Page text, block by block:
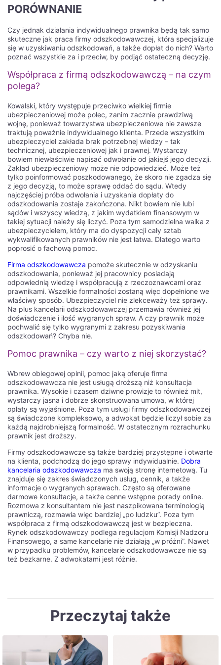
предлагает и как использовать его наиболее эффективно?
Мы расскажем вам об этом и многое другое в этой статье.
использовать функции казино для повышения своих шансов
на выигрыш и как получить максимальную прибыль от
использования мобильного приложения 1win. Готовы ли вы
окунуться в мир возможностей и азарта? Тогда
мобильное приложение 1win для ставок в России!
мобильного приложения 1win для
ставок в России
Мобильное приложение 1win - это удобный инструмент для
тех, кто хочет делать ставки на спорт в России. Чтобы
начать использовать приложение, вам необходимо скачать
его на свой мобильный телефон. После установки
приложения, вам потребуется зарегистрироваться, создав
аккаунт. Заполните все необходимые данные и
подтвердите регистрацию, следуя указаниям на экране.
После успешной регистрации вы сможете войти в свой
аккаунт в приложении 1win. Вам будет доступен широкий
выбор спортивных событий, на которые можно сделать
ставки. Выберите интересующую вас категорию спорта и
найдите матч или событие, на которое хотите поставить.
Если ваша ставка оказывается выигрышной, вы сможете
вывести свой выигрыш на свой банковский счет или
электронный кошелек.
1win предлагает также множество дополнительных
функций, таких как просмотр статистики, прогнозы и
аналитику, которые помогут вам принимать более
обоснованные решения при размещении ставок. Благодаря
удобному интерфейсу и интуитивно понятным функциям,
помощником в мире ставок на спорт в России.
Шаги по установке и регистрации в
мобильном приложении 1win
Для использования мобильного приложения 1win для
ставок в России, вам потребуется следовать нескольким
простым шагам. В первую очередь, откройте официальный
сайт 1win по ссылке
приложениями и выберите подходящую версию для вашего
устройства - iOS или Android. После этого, скачайте и
установите приложение на свой смартфон или планшет.
Затем, откройте приложение и войдите в свою учетную
запись или зарегистрируйтесь, если у вас еще нет
аккаунта.
После успешного входа в приложение, вы сможете
приступить к размещению ставок на спортивные события и
другие виды игр. В приложении 1win вы найдете широкий
выбор спортивных событий, доступных для ставок, а также
различные игры и слоты. Выберите интересующее вас
событие или игру, изучите предлагаемые коэффициенты и
Основные функции и возможности
мобильного приложения 1win для
ставок
PORÓWNANIE
Czy jednak działania indywidualnego prawnika będą tak samo
skuteczne jak praca firmy odszkodowawczej, która specjalizuje
się w uzyskiwaniu odszkodowań, a także dopłat do nich? Warto
poznać wszystkie za i przeciw, by podjąć ostateczną decyzję.
Współpraca z firmą odszkodowawczą – na czym
polega?
Kowalski, który występuje przeciwko wielkiej firmie
ubezpieczeniowej może polec, zanim zacznie prawdziwą
wojnę, ponieważ towarzystwa ubezpieczeniowe nie zawsze
traktują poważnie indywidualnego klienta. Przede wszystkim
ubezpieczyciel zakłada brak potrzebnej wiedzy – tak
technicznej, ubezpieczeniowej jak i prawnej. Wystarczy
bowiem niewłaściwie napisać odwołanie od jakiejś jego decyzji.
Zakład ubezpieczeniowy może nie odpowiedzieć. Może też
tylko poinformować poszkodowanego, że skoro nie zgadza się
z jego decyzją, to może sprawę oddać do sądu. Wtedy
najczęściej próba odwołania i uzyskania dopłaty do
odszkodowania zostaje zakończona. Nikt bowiem nie lubi
sądów i wszyscy wiedzą, z jakim wydatkiem finansowym w
takiej sytuacji należy się liczyć. Poza tym samodzielna walka z
ubezpieczycielem, który ma do dyspozycji cały sztab
wykwalifikowanych prawników nie jest łatwa. Dlatego warto
poprosić o fachową pomoc.
Firma odszkodowawcza pomoże skutecznie w odzyskaniu
odszkodowania, ponieważ jej pracownicy posiadają
odpowiednią wiedzę i współpracują z rzeczoznawcami oraz
prawnikami. Wszelkie formalności zostaną więc dopełnione we
właściwy sposób. Ubezpieczyciel nie zlekceważy też sprawy.
Na plus kancelarii odszkodowawczej przemawia również jej
doświadczenie i ilość wygranych spraw. A czy prawnik może
pochwalić się tylko wygranymi z zakresu pozyskiwania
odszkodowań? Chyba nie.
Pomoc prawnika – czy warto z niej skorzystać?
Wbrew obiegowej opinii, pomoc jaką oferuje firma
odszkodowawcza nie jest usługą droższą niż konsultacja
prawnika. Wysokie i czasem dziwne prowizje to również mit,
wystarczy jasna i dobrze skonstruowana umowa, w której
opłaty są wyjaśnione. Poza tym usługi firmy odszkodowawczej
są świadczone kompleksowo, a adwokat będzie liczył sobie za
każdą najdrobniejszą formalność. W ostatecznym rozrachunku
prawnik jest droższy.
Firmy odszkodowawcze są także bardziej przystępne i otwarte
na klienta, podchodzą do jego sprawy indywidualnie. Dobra
kancelaria odszkodowawcza ma swoją stronę internetową. Tu
znajduje się zakres świadczonych usług, cennik, a także
informacje o wygranych sprawach. Często są oferowane
darmowe konsultacje, a także cenne wstępne porady online.
Rozmowa z konsultantem nie jest naszpikowana terminologią
prawniczą, rozmawia więc bardziej „po ludzku”. Poza tym
współpraca z firmą odszkodowawczą jest w bezpieczna.
Rynek odszkodowawczy podlega regulacjom Komisji Nadzoru
Finansowego, a same kancelarie nie działają „w próżni”. Nawet
w przypadku problemów, kancelarie odszkodowawcze nie są
też bezkarne. Z adwokatami jest różnie.
Przeczytaj także